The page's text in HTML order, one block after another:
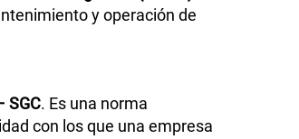
y operación de
SGC. Es una norma
con los que una empresa